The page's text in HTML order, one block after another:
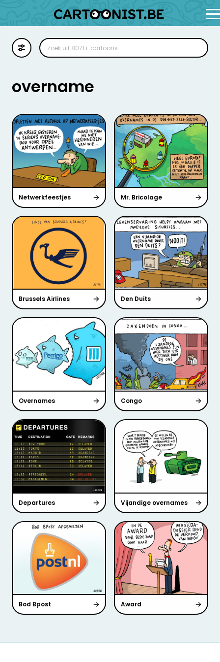
Zoekplaat
Stockillustratie
Strip
overname
Netwerkfeestjes Mr. Bricolage
Brussels Airlines Den Duits
Overnames Congo
Departures Vijandige overnames
Bod Bpost Award